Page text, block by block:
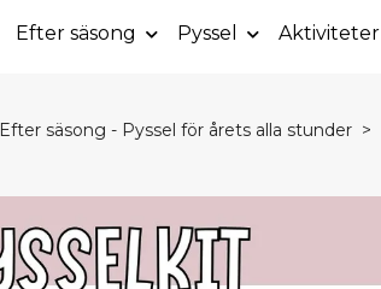
Efter säsong Pyssel Aktiviteter
Efter säsong - Pyssel för årets alla stunder